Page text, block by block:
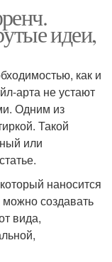
идеи,
как и
арта не устают
Одним из
Такой
или
наносится
создавать
вида,